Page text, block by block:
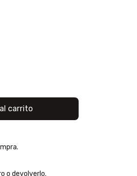
o devolverlo.